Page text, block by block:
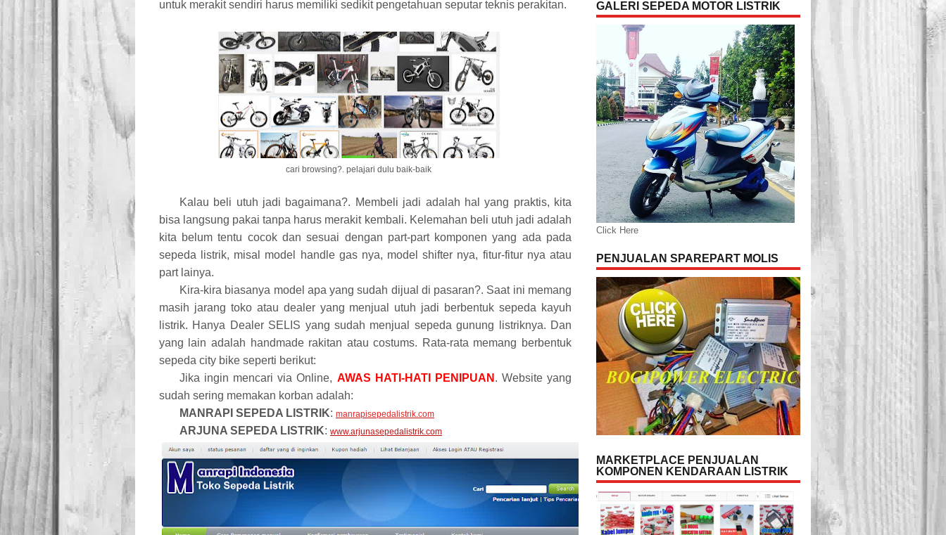
untuk merakit sendiri harus memiliki sedikit pengetahuan seputar teknis perakitan.
cari browsing?. pelajari dulu baik-baik
Kalau beli utuh jadi bagaimana?. Membeli jadi adalah hal yang praktis, kita
bisa langsung pakai tanpa harus merakit kembali. Kelemahan beli utuh jadi adalah
kita belum tentu cocok dan sesuai dengan part-part komponen yang ada pada
sepeda listrik, misal model handle gas nya, model shifter nya, fitur-fitur nya atau
part lainya.
Kira-kira biasanya model apa yang sudah dijual di pasaran?. Saat ini memang
masih jarang toko atau dealer yang menjual utuh jadi berbentuk sepeda kayuh
listrik. Hanya Dealer SELIS yang sudah menjual sepeda gunung listriknya. Dan
yang lain adalah handmade rakitan atau costums. Rata-rata memang berbentuk
sepeda city bike seperti berikut:
Jika ingin mencari via Online, AWAS HATI-HATI PENIPUAN . Website yang
sudah sering memakan korban adalah:
MANRAPI SEPEDA LISTRIK: manrapisepedalistrik.com
ARJUNA SEPEDA LISTRIK: www.arjunasepedalistrik.com
GALERI SEPEDA MOTOR LISTRIK
Click Here
PENJUALAN SPAREPART MOLIS
MARKETPLACE PENJUALAN
KOMPONEN KENDARAAN LISTRIK